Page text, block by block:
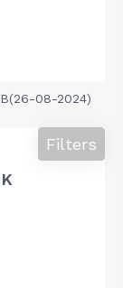
08-2024)
Filters